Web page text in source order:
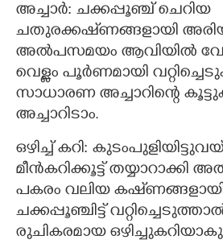
അച്ചാർ: ചക്കപ്പൂഞ്ച് ചെറിയ
ചതുരക്കഷ്‌ണങ്ങളായി
അൽപസമയം ആവിയിൽ
വെള്ലം പൂർണമായി
സാധാരണ അച്ചാറിന്റെ
അച്ചാറിടാം.
ഒഴിച്ച് കറി:
മീൻകറിക്കൂട്ട് തയ്യാറാക്കി
പകരം വലിയ
ചക്കപ്പൂഞ്ചിട്ട്
രുചികരമായ